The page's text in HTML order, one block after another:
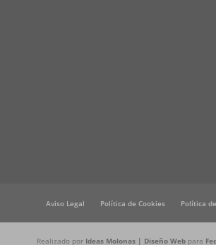
Aviso Legal Política de Cookies Política
Realizado por Ideas Molonas | Diseño Web para